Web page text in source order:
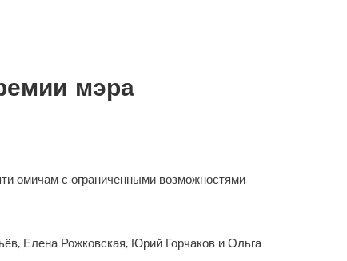
мэра
омичам с ограниченными возможностями
Елена Рожковская, Юрий Горчаков и Ольга